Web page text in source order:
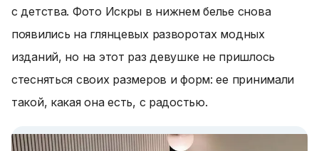
с детства. Фото Искры в нижнем белье снова
появились на глянцевых разворотах модных
изданий, но на этот раз девушке не пришлось
стесняться своих размеров и форм: ее принимали
такой, какая она есть, с радостью.